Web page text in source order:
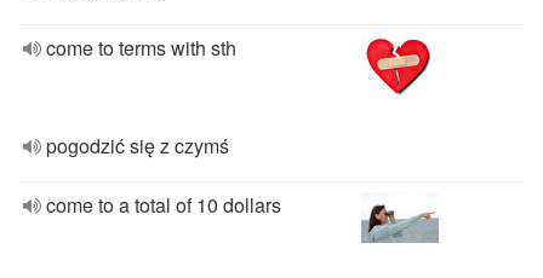
come to terms with sth
pogodzić się z czymś
come to a total of 10 dollars